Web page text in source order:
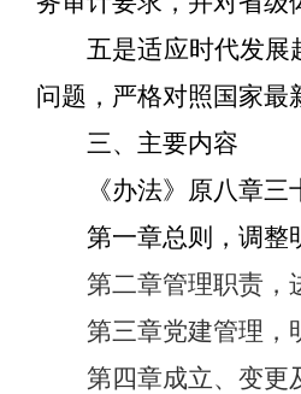
五是适应时代发展
问题，严格对照国家最
三、 主要内容
《办法》原八章
第一章总则，调整
第二章管理职责，
第三章党建管理，
第四章成立、变更